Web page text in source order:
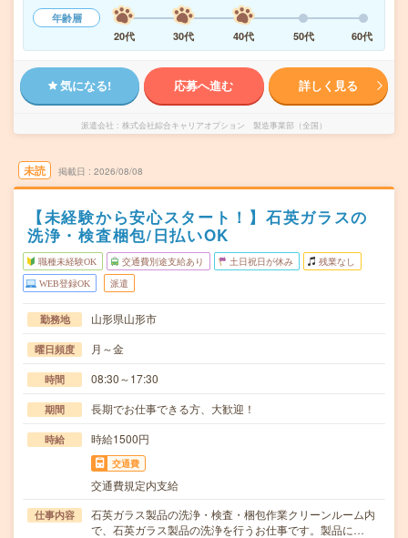
年齢層
20代
30代 40代 50代 60代
気になる! 応募へ進む 詳しく見る
派遣会社 株式会社綜合キャリアオプション 製造事業部（全国）
未読 掲載日 2026/08/08
【未経験から安心スタート！】石英ガラスの
洗浄・検査梱包/日払いOK
職種未経験OK 交通費別途支給あり 土日祝日が休み 残業なし
WEB登録OK 派遣
勤務地 山形県山形市
曜日頻度 月～金
時間 08:30～17:30
期間 長期でお仕事できる方、大歓迎！
時給 時給1500円
交通費
交通費規定内支給
仕事内容
石英ガラス製品の洗浄・検査・梱包作業クリーンルーム内
で、石英ガラス製品の洗浄を行うお仕事です。製品に…